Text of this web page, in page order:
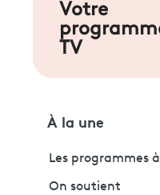
Votre
TV
À la une
Les programmes
On soutient